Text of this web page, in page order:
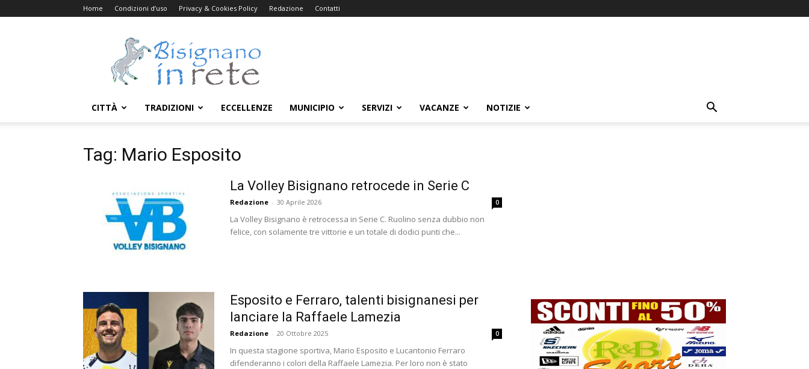
Home Condizioni d’uso Privacy & Cookies Policy Redazione Contatti
Bisignanoinrete.com
CITTÀ TRADIZIONI ECCELLENZE MUNICIPIO SERVIZI VACANZE NOTIZIE
Tag: Mario Esposito
La Volley Bisignano retrocede in Serie C
Redazione - 30 Aprile 2026 0
La Volley Bisignano è retrocessa in Serie C. Ruolino senza dubbio non
felice, con solamente tre vittorie e un totale di dodici punti che...
Esposito e Ferraro, talenti bisignanesi per
lanciare la Raffaele Lamezia
Redazione - 20 Ottobre 2025 0
In questa stagione sportiva, Mario Esposito e Lucantonio Ferraro
difenderanno i colori della Raffaele Lamezia. Per loro non è stato